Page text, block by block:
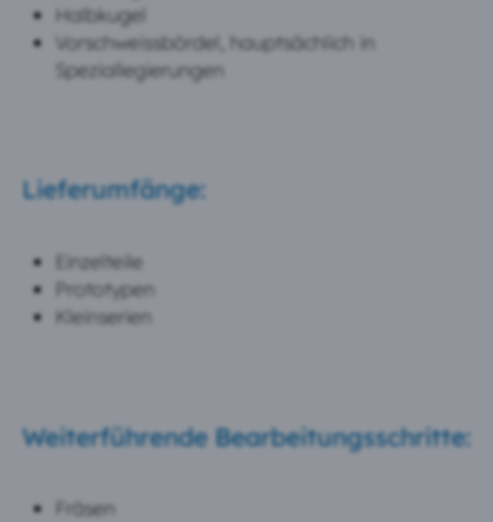
Halbkugel
Vorschweissbördel, hauptsächlich in
Speziallegierungen
Lieferumfänge:
Einzelteile
Prototypen
Kleinserien
Weiterführende Bearbeitungsschritte:
Fräsen